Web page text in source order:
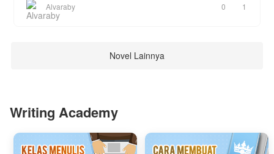
Alvaraby 0 1
Novel Lainnya
Writing Academy